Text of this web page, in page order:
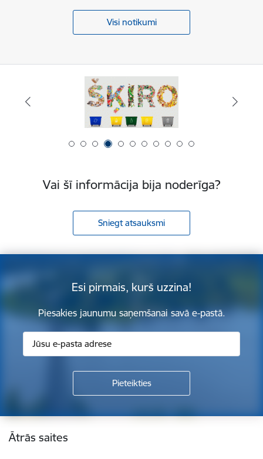
Visi notikumi
Vai šī informācija bija noderīga?
Sniegt atsauksmi
Esi pirmais, kurš uzzina!
Piesakies jaunumu saņemšanai savā e-pastā.
Kājene
Ātrās saites